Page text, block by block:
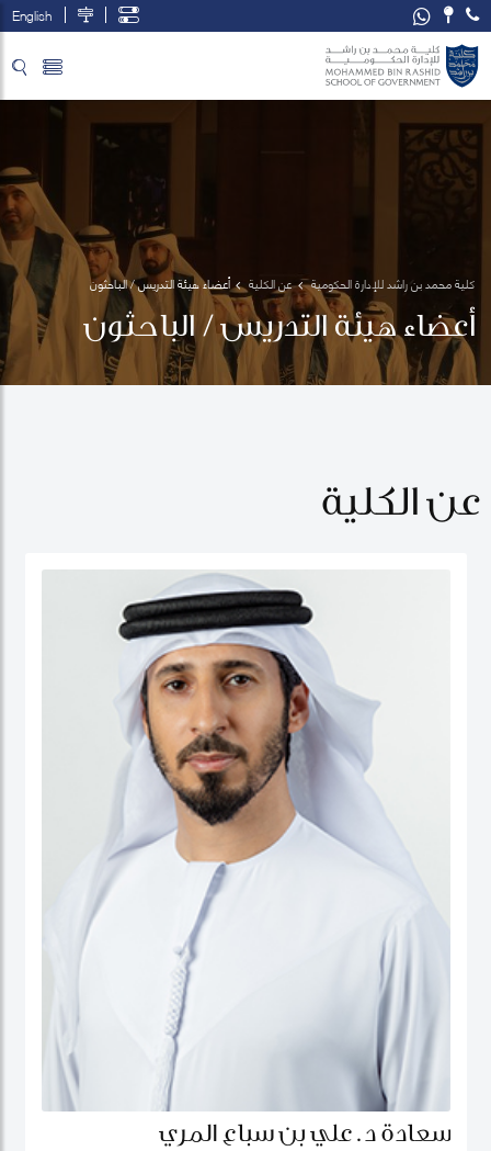
English
كلية محمد بن راشد للإدارة الحكومية عن الكلية أعضاء هيئة التدريس / الباحثون
أعضاء هيئة التدريس / الباحثون
عن الكلية
سعادة د. علي بن سباع المري